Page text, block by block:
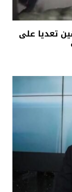
تعديا على